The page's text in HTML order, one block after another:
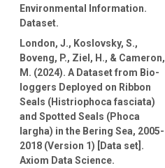
Environmental Information.
Dataset.
London, J., Koslovsky, S.,
Boveng, P., Ziel, H., & Cameron,
M. (2024). A Dataset from Bio-
loggers Deployed on Ribbon
Seals (Histriophoca fasciata)
and Spotted Seals (Phoca
largha) in the Bering Sea, 2005-
2018 (Version 1) [Data set].
Axiom Data Science.